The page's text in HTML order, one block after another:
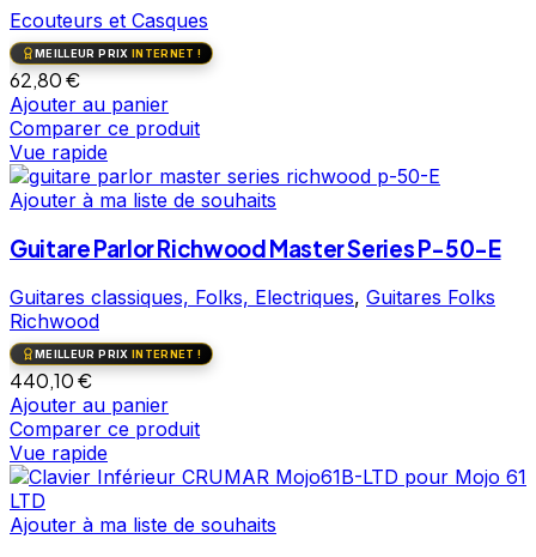
Ecouteurs et Casques
MEILLEUR PRIX INTERNET !
62,80€
Ajouter au panier
Comparer ce produit
Vue rapide
Ajouter à ma liste de souhaits
Guitare Parlor Richwood Master Series P-50-E
Guitares classiques, Folks, Electriques, Guitares Folks
Richwood
MEILLEUR PRIX INTERNET !
440,10€
Ajouter au panier
Comparer ce produit
Vue rapide
Ajouter à ma liste de souhaits